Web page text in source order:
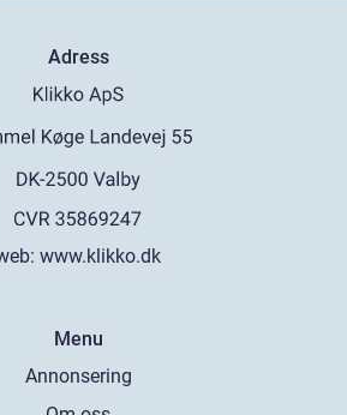
Adress
www.klikko.dk
Menu
Annonsering